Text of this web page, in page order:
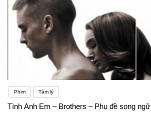
Phim Tâm lý
Tình Anh Em – Brothers – Phụ đề song ngữ